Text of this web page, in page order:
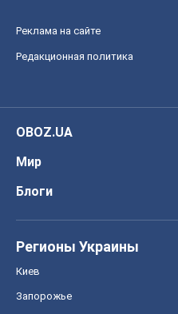
Реклама на сайте
Редакционная политика
OBOZ.UA
Мир
Блоги
Регионы Украины
Киев
Запорожье